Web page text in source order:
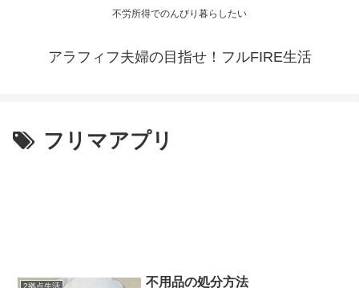
不労所得でのんびり暮らしたい
アラフィフ夫婦の目指せ！フルFIRE生活
フリマアプリ
不用品の処分方法